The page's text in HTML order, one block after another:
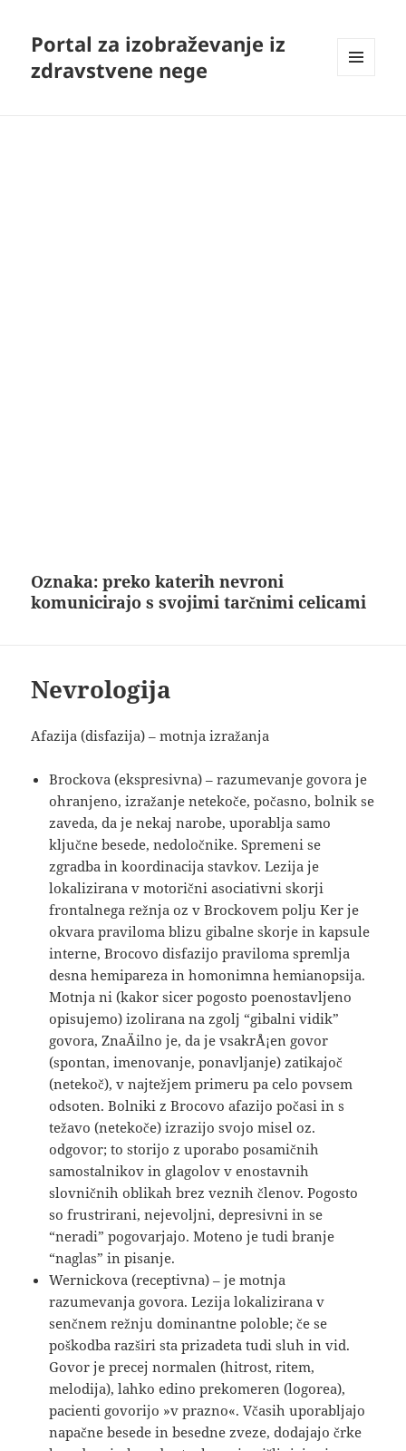
Portal za izobraževanje iz
zdravstvene nege
Oznaka:preko katerih nevroni
komunicirajo s svojimi tarčnimi celicami
Nevrologija
Afazija (disfazija) – motnja izražanja
Brockova (ekspresivna) – razumevanje govora je
ohranjeno, izražanje netekoče, počasno, bolnik se
zaveda, da je nekaj narobe, uporablja samo
ključne besede, nedoločnike. Spremeni se
zgradba in koordinacija stavkov. Lezija je
lokalizirana v motorični asociativni skorji
frontalnega režnja oz v Brockovem polju Ker je
okvara praviloma blizu gibalne skorje in kapsule
interne, Brocovo disfazijo praviloma spremlja
desna hemipareza in homonimna hemianopsija.
Motnja ni (kakor sicer pogosto poenostavljeno
opisujemo) izolirana na zgolj “gibalni vidik”
govora, ZnaÄilno je, da je vsakrÅ¡en govor
(spontan, imenovanje, ponavljanje) zatikajoč
(netekoč), v najtežjem primeru pa celo povsem
odsoten. Bolniki z Brocovo afazijo počasi in s
težavo (netekoče) izrazijo svojo misel oz.
odgovor; to storijo z uporabo posamičnih
samostalnikov in glagolov v enostavnih
slovničnih oblikah brez veznih členov. Pogosto
so frustrirani, nejevoljni, depresivni in se
“neradi” pogovarjajo. Moteno je tudi branje
“naglas” in pisanje.
Wernickova (receptivna) – je motnja
razumevanja govora. Lezija lokalizirana v
senčnem režnju dominantne poloble; če se
poškodba razširi sta prizadeta tudi sluh in vid.
Govor je precej normalen (hitrost, ritem,
melodija), lahko edino prekomeren (logorea),
pacienti govorijo »v prazno«. Včasih uporabljajo
napačne besede in besedne zveze, dodajajo črke